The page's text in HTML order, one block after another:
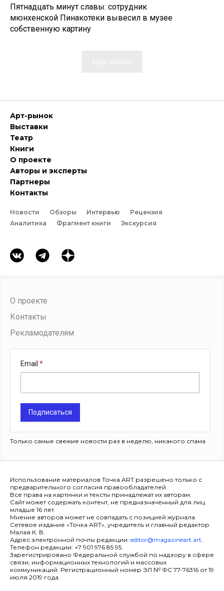
Пятнадцать минут славы: сотрудник
мюнхенской Пинакотеки вывесил в музее
собственную картину
Арт-рынок
Выставки
Театр
Книги
О проекте
Авторы и эксперты
Партнеры
Контакты
Новости Обзоры Интервью
Рецензия
Аналитика
Фрагмент книги Экскурсия
О проекте
Контакты
Рекламодателям
Email
Подписаться
Только самые свежие новости раз в неделю, никакого спама
Использование материалов Точка ART разрешено только с
предварительного согласия правообладателей.
Все права на картинки и тексты принадлежат их авторам.
Сайт может содержать контент, не предназначенный для лиц
младше 16 лет.
Мнение авторов может не совпадать с позицией журнала.
Сетевое издание «Точка ART», учредитель и главный редактор
Малая К. В.
Адрес электронной почты редакции: editor@magazineart.art.
Телефон редакции: +7 901 976 85 95.
Зарегистрировано Федеральной службой по надзору в сфере
связи, информационных технологий и массовых
коммуникаций. Регистрационный номер ЭЛ № ФС 77-76316 от 19
июля 2019 года.